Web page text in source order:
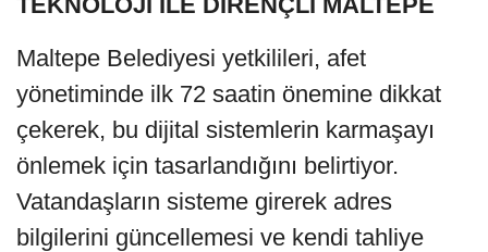
Maltepe Belediyesi yetkilileri, afet
yönetiminde ilk 72 saatin önemine dikkat
çekerek, bu dijital sistemlerin karmaşayı
önlemek için tasarlandığını belirtiyor.
Vatandaşların sisteme girerek adres
bilgilerini güncellemesi ve kendi tahliye